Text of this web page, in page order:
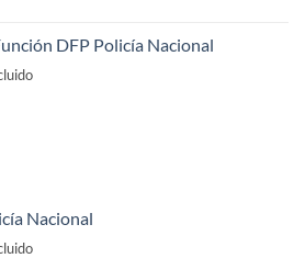
DFP Policía Nacional
Nacional